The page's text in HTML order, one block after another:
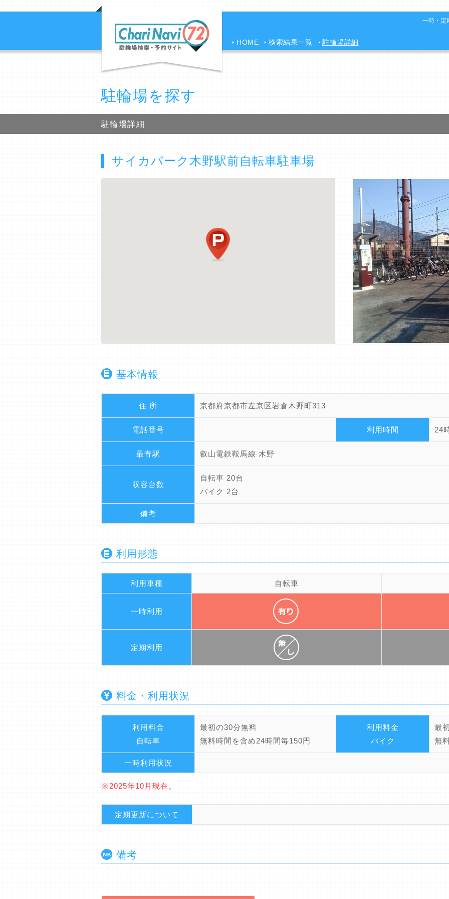
一時・定
HOME 検索結果一覧 駐輪場詳細
駐輪場を探す
駐輪場詳細
サイカパーク木野駅前自転車駐車場
基本情報
住 所 京都府京都市左京区岩倉木野町313
電話番号 利用時間 24
最寄駅 叡山電鉄鞍馬線 木野
収容台数
自転車 20台
バイク 2台
備考
利用形態
利用車種 自転車
一時利用
定期利用
料金・利用状況
利用料金
自転車
最初の30分無料
無料時間を含め24時間毎150円
利用料金
バイク
最
無
一時利用状況
※2025年10月現在。
定期更新について
備考